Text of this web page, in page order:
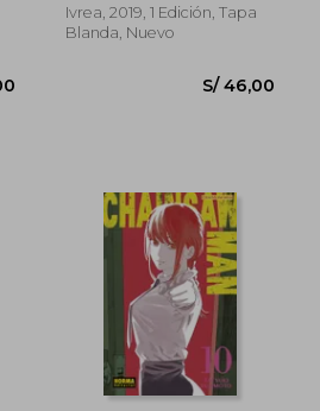
Ivrea, 2019, 1 Edición, Tapa
Blanda, Nuevo